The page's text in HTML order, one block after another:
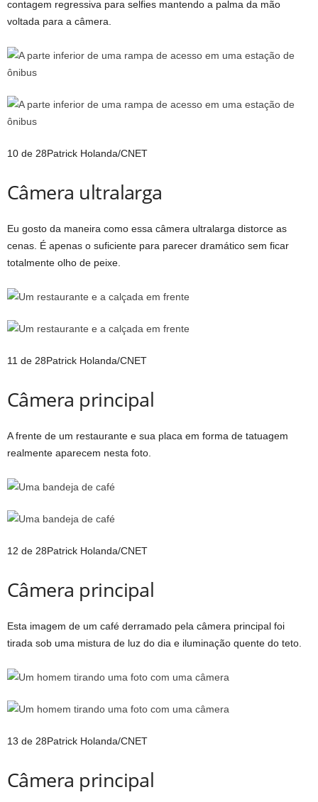
contagem regressiva para selfies mantendo a palma da mão
voltada para a câmera.
10 de 28Patrick Holanda/CNET
Câmera ultralarga
Eu gosto da maneira como essa câmera ultralarga distorce as
cenas. É apenas o suficiente para parecer dramático sem ficar
totalmente olho de peixe.
11 de 28Patrick Holanda/CNET
Câmera principal
A frente de um restaurante e sua placa em forma de tatuagem
realmente aparecem nesta foto.
12 de 28Patrick Holanda/CNET
Câmera principal
Esta imagem de um café derramado pela câmera principal foi
tirada sob uma mistura de luz do dia e iluminação quente do teto.
13 de 28Patrick Holanda/CNET
Câmera principal